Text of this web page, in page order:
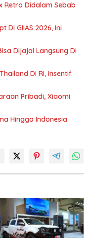
Retro Didalam Sebab
Di GIIAS 2026, Ini
Dijajal Langsung Di
Di RI, Insentif
Pribadi, Xiaomi
Hingga Indonesia